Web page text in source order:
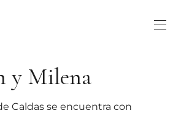
y Milena
Caldas se encuentra con